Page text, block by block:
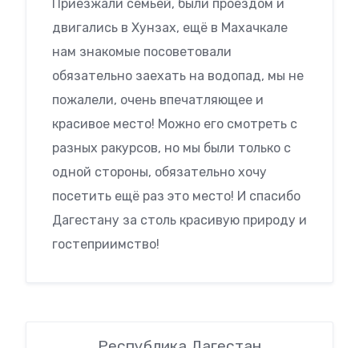
Приезжали семьёй, были проездом и
двигались в Хунзах, ещё в Махачкале
нам знакомые посоветовали
обязательно заехать на водопад, мы не
пожалели, очень впечатляющее и
красивое место! Можно его смотреть с
разных ракурсов, но мы были только с
одной стороны, обязательно хочу
посетить ещё раз это место! И спасибо
Дагестану за столь красивую природу и
гостеприимство!